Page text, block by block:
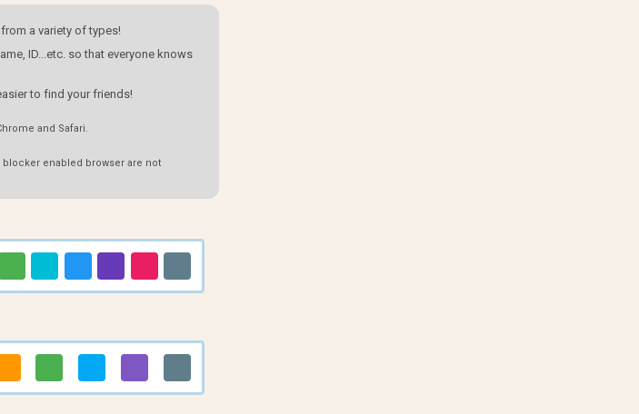
a variety of types!
ID...etc. so that everyone knows
to find your friends!
and Safari.
enabled browser are not